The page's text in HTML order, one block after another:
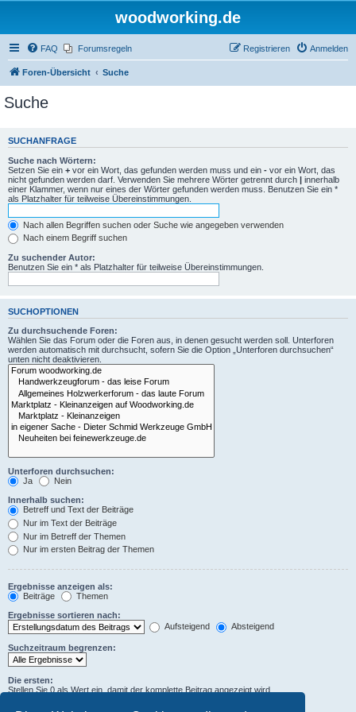
woodworking.de
FAQ Forumsregeln Anmelden
Registrieren
Foren-Übersicht Suche
Suche
SUCHANFRAGE
Suche nach Wörtern:
Setzen Sie ein + vor ein Wort, das gefunden werden muss und ein - vor ein Wort, das
nicht gefunden werden darf. Verwenden Sie mehrere Wörter getrennt durch | innerhalb
einer Klammer, wenn nur eines der Wörter gefunden werden muss. Benutzen Sie ein *
als Platzhalter für teilweise Übereinstimmungen.
Nach allen Begriffen suchen oder Suche wie angegeben verwenden
Nach einem Begriff suchen
Zu suchender Autor:
Benutzen Sie ein * als Platzhalter für teilweise Übereinstimmungen.
SUCHOPTIONEN
Zu durchsuchende Foren:
Wählen Sie das Forum oder die Foren aus, in denen gesucht werden soll. Unterforen
werden automatisch mit durchsucht, sofern Sie die Option „Unterforen durchsuchen“
unten nicht deaktivieren.
Unterforen durchsuchen:
Ja
Nein
Innerhalb suchen:
Betreff und Text der Beiträge
Nur im Text der Beiträge
Nur im Betreff der Themen
Nur im ersten Beitrag der Themen
Ergebnisse anzeigen als:
Beiträge
Themen
Ergebnisse sortieren nach:
Aufsteigend
Absteigend
Suchzeitraum begrenzen:
Die ersten:
Stellen Sie 0 als Wert ein, damit der komplette Beitrag angezeigt wird.